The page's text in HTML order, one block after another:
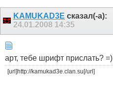
KAMUKAD3E сказал(-а):
24.01.2008 14:35
арт, тебе шрифт прислать? =)
[url]http://kamukad3e.clan.su[/url]